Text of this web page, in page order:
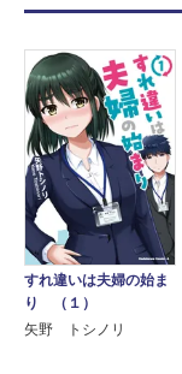
すれ違いは夫婦の始ま
り （１）
矢野 トシノリ